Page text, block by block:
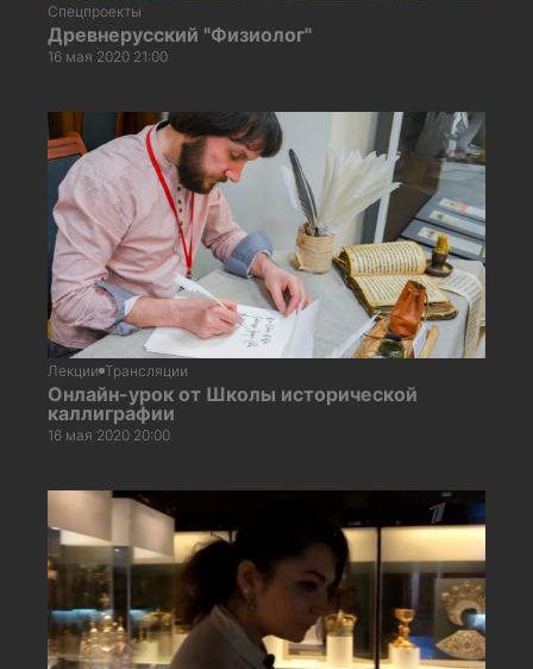
Спецпроекты
Древнерусский "Физиолог"
16 мая 2020 21:00
Лекции Трансляции
Онлайн-урок от Школы исторической
каллиграфии
16 мая 2020 20:00